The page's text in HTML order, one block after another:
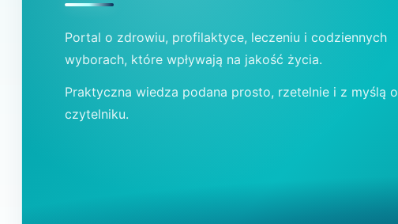
Portal o zdrowiu, profilaktyce, leczeniu i codziennych
wyborach, które wpływają na jakość życia.
Praktyczna wiedza podana prosto, rzetelnie i z myślą o
czytelniku.